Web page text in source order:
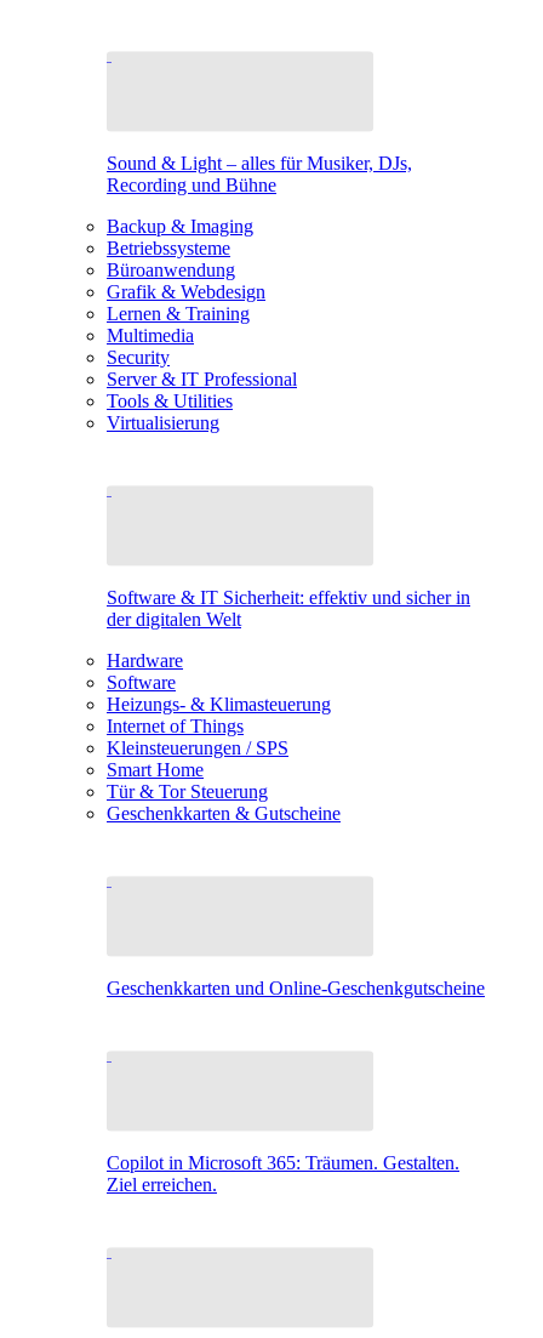
Sound & Light – alles für Musiker, DJs,
Recording und Bühne
Backup & Imaging
Betriebssysteme
Büroanwendung
Grafik & Webdesign
Lernen & Training
Multimedia
Security
Server & IT Professional
Tools & Utilities
Virtualisierung
Software & IT Sicherheit: effektiv und sicher in
der digitalen Welt
Hardware
Software
Heizungs- & Klimasteuerung
Internet of Things
Kleinsteuerungen / SPS
Smart Home
Tür & Tor Steuerung
Geschenkkarten & Gutscheine
Geschenkkarten und Online-Geschenkgutscheine
Copilot in Microsoft 365: Träumen. Gestalten.
Ziel erreichen.